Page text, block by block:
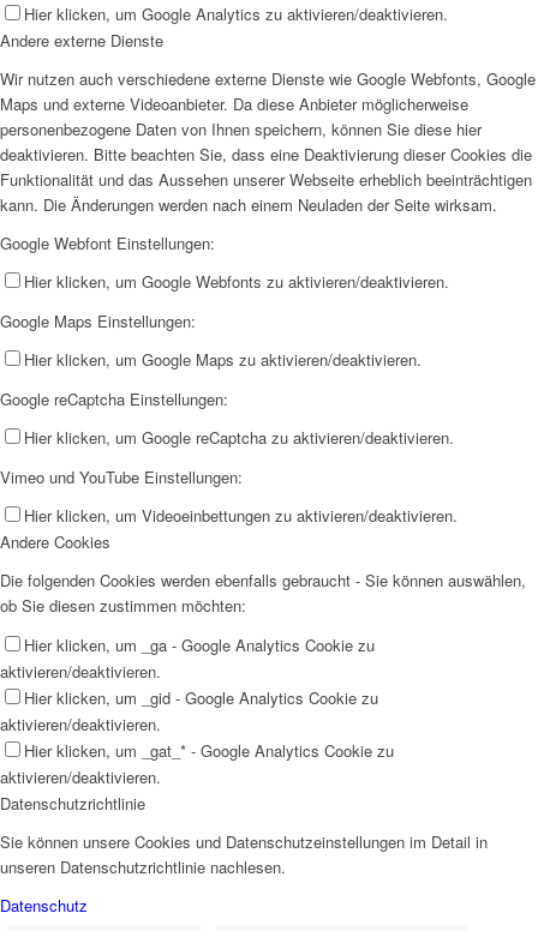
Hier klicken, um Google Analytics zu aktivieren/deaktivieren.
Andere externe Dienste
Wir nutzen auch verschiedene externe Dienste wie Google Webfonts, Google
Maps und externe Videoanbieter. Da diese Anbieter möglicherweise
personenbezogene Daten von Ihnen speichern, können Sie diese hier
deaktivieren. Bitte beachten Sie, dass eine Deaktivierung dieser Cookies die
Funktionalität und das Aussehen unserer Webseite erheblich beeinträchtigen
kann. Die Änderungen werden nach einem Neuladen der Seite wirksam.
Google Webfont Einstellungen:
Hier klicken, um Google Webfonts zu aktivieren/deaktivieren.
Google Maps Einstellungen:
Hier klicken, um Google Maps zu aktivieren/deaktivieren.
Google reCaptcha Einstellungen:
Hier klicken, um Google reCaptcha zu aktivieren/deaktivieren.
Vimeo und YouTube Einstellungen:
Hier klicken, um Videoeinbettungen zu aktivieren/deaktivieren.
Andere Cookies
Die folgenden Cookies werden ebenfalls gebraucht - Sie können auswählen,
ob Sie diesen zustimmen möchten:
Hier klicken, um _ga - Google Analytics Cookie zu
aktivieren/deaktivieren.
Hier klicken, um _gid - Google Analytics Cookie zu
aktivieren/deaktivieren.
Hier klicken, um _gat_* - Google Analytics Cookie zu
aktivieren/deaktivieren.
Datenschutzrichtlinie
Sie können unsere Cookies und Datenschutzeinstellungen im Detail in
unseren Datenschutzrichtlinie nachlesen.
Datenschutz